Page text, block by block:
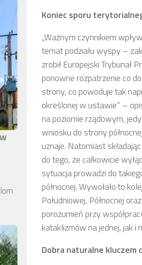
Koniec sporu
„Ważnym czynnikiem
temat podziału wyspy –
zrobił Europejski Trybunał
ponowne rozpatrzenie co
strony, co powoduje tak
określonej w ustawie” –
na poziomie rządowym,
wniosku do strony
uznaje. Natomiast
do tego, że całkowicie
sytuacja prowadzi do
północnej. Wywołało to
Południowej, Północnej
porozumień przy
kataklizmów na jednej, jak i
Dobra naturalne kluczem